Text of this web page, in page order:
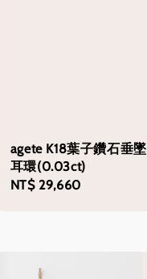
agete K18葉子鑽石垂墜
耳環(0.03ct)
Regular
NT$ 29,660